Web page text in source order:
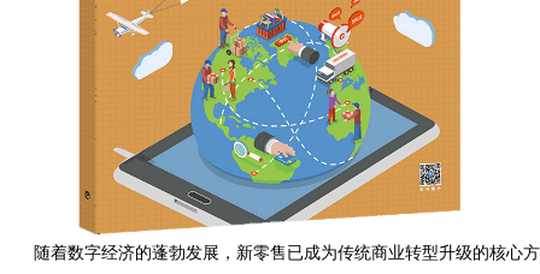
随着数字经济的蓬勃发展，新零售已成为传统商业转型升级的核心方